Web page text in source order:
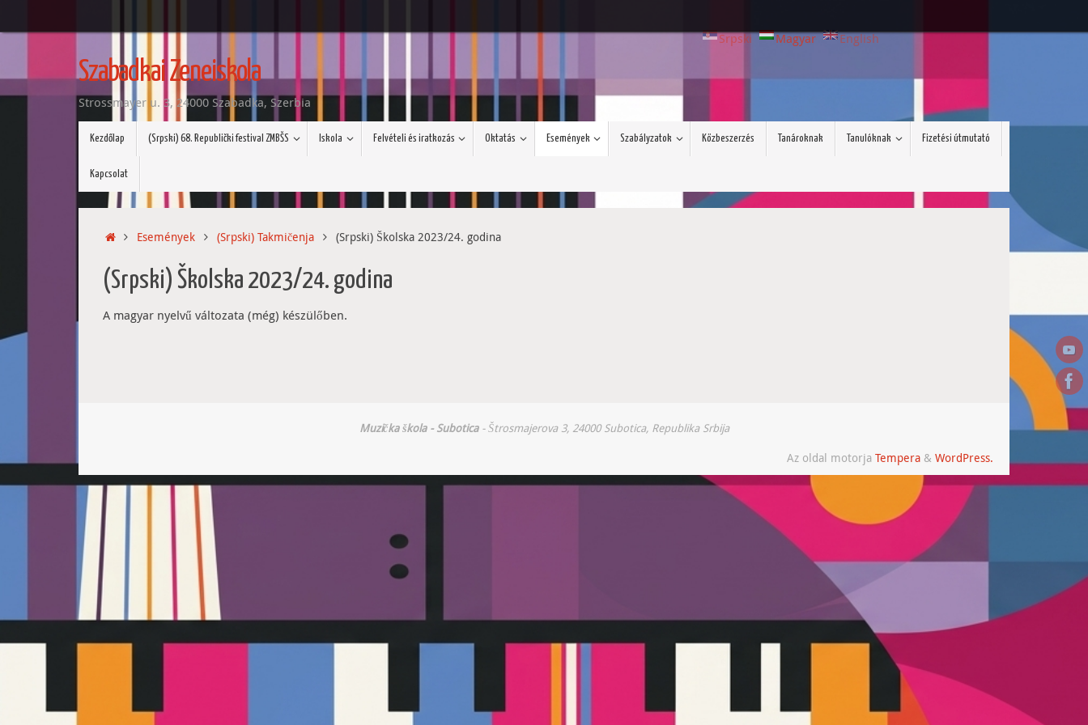
Tovább
tartalomra
Szabadkai Zeneiskola
Strossmayer u. 3, 24000 Szabadka, Szerbia
Srpski Magyar English
Kezdőlap (Srpski) 68. Republički festival ZMBŠS Iskola Felvételi és iratkozás Oktatás Események Szabályzatok Közbeszerzés Tanároknak Tanulóknak Fizetési útmutató
Kapcsolat
HomeEsemények (Srpski) Takmičenja (Srpski) Školska 2023/24. godina
(Srpski) Školska 2023/24. godina
A magyar nyelvű változata (még) készülőben.
Muzička škola - Subotica - Štrosmajerova 3, 24000 Subotica, Republika Srbija
Az oldal motorja Tempera & WordPress.